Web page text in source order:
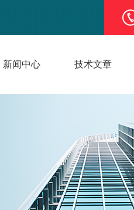
新闻中心 技术文章